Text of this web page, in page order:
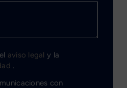
aviso legal y la
.
con